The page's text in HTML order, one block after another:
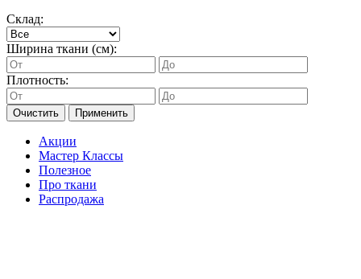
Склад:
Ширина ткани (см):
Плотность:
Очистить Применить
Акции
Мастер Классы
Полезное
Про ткани
Распродажа